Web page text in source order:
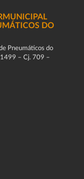
DO
Pneumáticos do
1499 – Cj. 709 –